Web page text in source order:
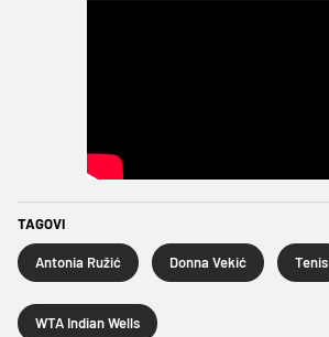
TAGOVI
Antonia Ružić Donna Vekić Tenis
WTA Indian Wells